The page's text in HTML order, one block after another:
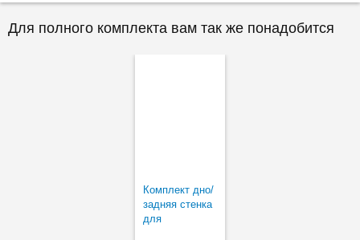
Для полного комплекта вам так же понадобится
Комплект дно/
задняя стенка
для